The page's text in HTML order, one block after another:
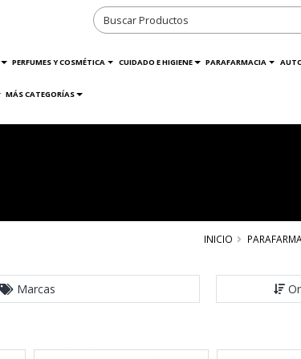
PERFUMES Y COSMÉTICA CUIDADO E HIGIENE PARAFARMACIA
MÁS CATEGORÍAS
INICIO
Marcas